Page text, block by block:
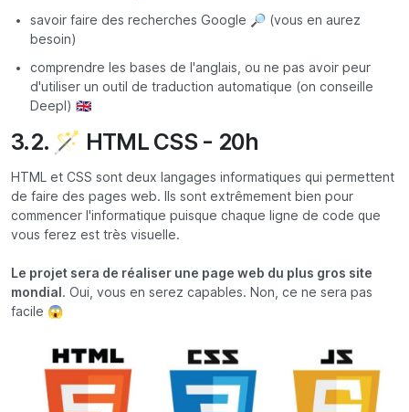
savoir faire des recherches Google 🔎 (vous en aurez
besoin)
comprendre les bases de l'anglais, ou ne pas avoir peur
d'utiliser un outil de traduction automatique (on conseille
Deepl) 🇬🇧
3.2. 🪄 HTML CSS - 20h
HTML et CSS sont deux langages informatiques qui permettent
de faire des pages web. Ils sont extrêmement bien pour
commencer l'informatique puisque chaque ligne de code que
vous ferez est très visuelle.
Le projet sera de réaliser une page web du plus gros site
mondial . Oui, vous en serez capables. Non, ce ne sera pas
facile 😱